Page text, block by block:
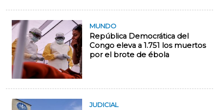
MUNDO
República Democrática del
Congo eleva a 1.751 los muertos
por el brote de ébola
JUDICIAL